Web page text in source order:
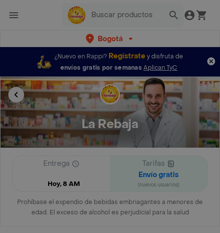
Bogotá
¿Nuevo en Rappi? Regístratey disfruta de
envíos gratis por semanas Aplican TyC
La Rebaja
Entrega
Hoy, 8 AM
Tarifas
Envío gratis
(nuevos usuarios)
Prohíbase el expendio de bebidas embriagantes a menores de
edad. El exceso de alcohol es perjudicial para la salud